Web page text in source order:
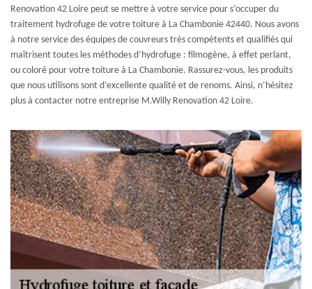
Renovation 42 Loire peut se mettre à votre service pour s’occuper du
traitement hydrofuge de votre toiture à La Chambonie 42440. Nous avons
à notre service des équipes de couvreurs très compétents et qualifiés qui
maîtrisent toutes les méthodes d’hydrofuge : filmogène, à effet perlant,
ou coloré pour votre toiture à La Chambonie. Rassurez-vous, les produits
que nous utilisons sont d’excellente qualité et de renoms. Ainsi, n’hésitez
plus à contacter notre entreprise M.Willy Renovation 42 Loire.